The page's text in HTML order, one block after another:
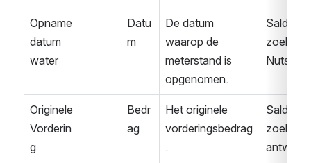
Opname
datum
water
Datu
m
De datum
waarop de
meterstand is
opgenomen.
Saldover
zoek
Nuts
Originele
Vorderin
g
Bedr
ag
Het originele
vorderingsbedrag
.
Saldover
zoek